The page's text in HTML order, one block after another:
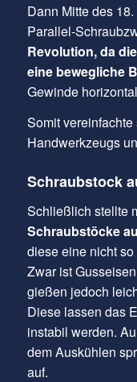
Dann Mitte des
Parallel-
Revolution, da
eine bewegliche
Gewinde
Somit
Handwerkzeugs
Schraubstock
Schließlich stellte
Schraubstöcke
diese eine nicht
Zwar ist
gießen jedoch
Diese lassen das
instabil werden.
dem Auskühlen
auf.